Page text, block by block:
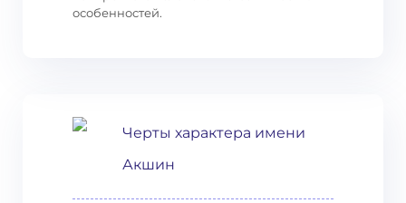
особенностей.
Черты характера имени
Акшин